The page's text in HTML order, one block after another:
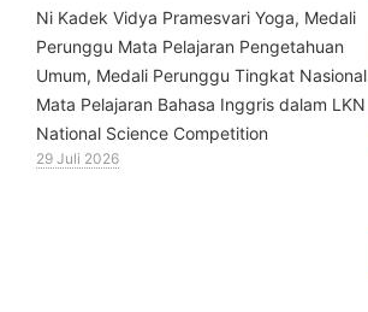
⁠Ni Kadek Vidya Pramesvari Yoga, Medali
Perunggu Mata Pelajaran Pengetahuan
Umum, Medali Perunggu Tingkat Nasional
Mata Pelajaran Bahasa Inggris dalam LKN
National Science Competition
29 Juli 2026